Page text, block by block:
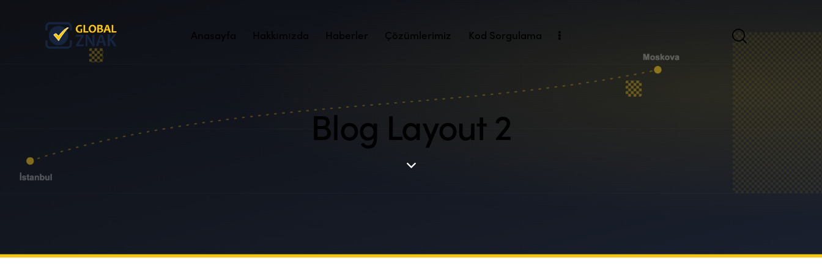
Anasayfa Hakkımızda Haberler Çözümlerimiz Kod Sorgulama
Blog Layout 2